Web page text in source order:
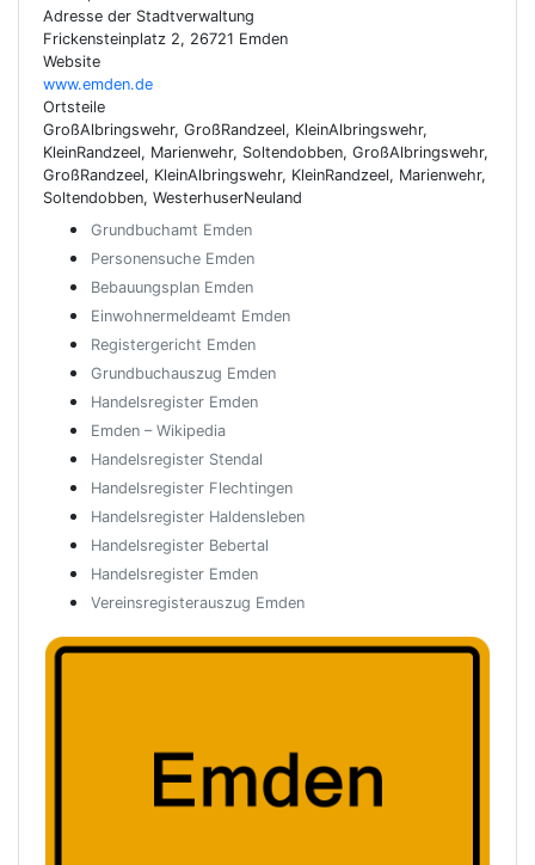
Adresse der Stadtverwaltung
Frickensteinplatz 2, 26721 Emden
Website
www.emden.de
Ortsteile
GroßAlbringswehr, GroßRandzeel, KleinAlbringswehr,
KleinRandzeel, Marienwehr, Soltendobben, GroßAlbringswehr,
GroßRandzeel, KleinAlbringswehr, KleinRandzeel, Marienwehr,
Soltendobben, WesterhuserNeuland
Grundbuchamt Emden
Personensuche Emden
Bebauungsplan Emden
Einwohnermeldeamt Emden
Registergericht Emden
Grundbuchauszug Emden
Handelsregister Emden
Emden – Wikipedia
Handelsregister Stendal
Handelsregister Flechtingen
Handelsregister Haldensleben
Handelsregister Bebertal
Handelsregister Emden
Vereinsregisterauszug Emden